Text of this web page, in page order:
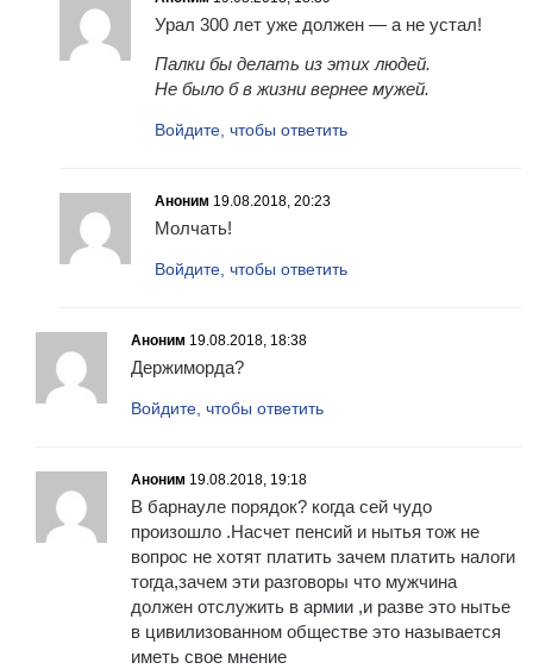
Урал 300 лет уже должен — а не устал!
Палки бы делать из этих людей.
Не было б в жизни вернее мужей.
Войдите, чтобы ответить
Аноним 19.08.2018, 20:23
Молчать!
Войдите, чтобы ответить
Аноним 19.08.2018, 18:38
Держиморда?
Войдите, чтобы ответить
Аноним 19.08.2018, 19:18
В барнауле порядок? когда сей чудо
произошло .Насчет пенсий и нытья тож не
вопрос не хотят платить зачем платить налоги
тогда,зачем эти разговоры что мужчина
должен отслужить в армии ,и разве это нытье
в цивилизованном обществе это называется
иметь свое мнение